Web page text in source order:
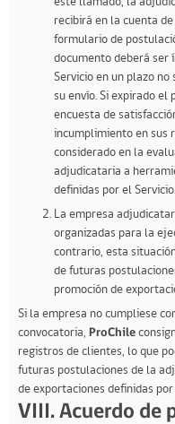
recibirá en la cuenta
formulario de
documento deberá
Servicio en un plazo no
su envío. Si expirado el
encuesta de
incumplimiento en sus
considerado en la
adjudicataria a
definidas por el Servicio.
La empresa
organizadas para la
contrario, esta
de futuras
promoción de
Si la empresa no cumpliese
convocatoria, ProChile
registros de clientes, lo que
futuras postulaciones de la
de exportaciones definidas por
VIII. Acuerdo de